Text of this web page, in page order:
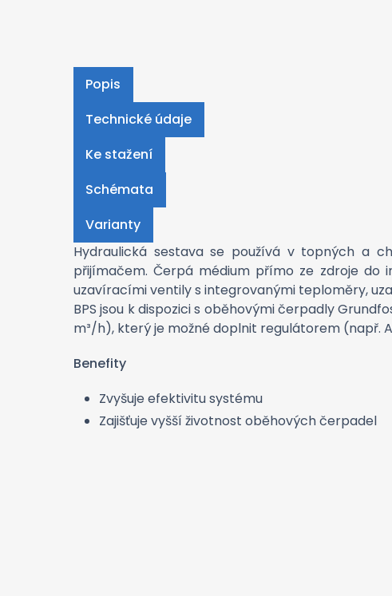
Popis
Technické údaje
Ke stažení
Schémata
Varianty
Hydraulická sestava se používá v topných a
přijímačem. Čerpá médium přímo ze zdroje do
uzavíracími ventily s integrovanými teploměry,
BPS jsou k dispozici s oběhovými čerpadly
m³/h), který je možné doplnit regulátorem (např.
Benefity
Zvyšuje efektivitu systému
Zajišťuje vyšší životnost oběhových čerpadel